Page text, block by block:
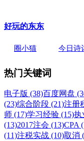
好玩的东东
圈小猫 今日诗
热门关键词
电子版 (38)百度网盘
(23)综合阶段 (21)注册
师 (17)学习经验 (15)执
(13)2017注会 (13)CPA
(11)注税实战 (10)取消